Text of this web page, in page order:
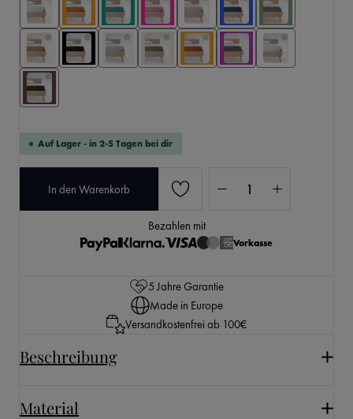
Auf Lager - in 2-5 Tagen bei dir
In den Warenkorb
Bezahlen mit
Vorkasse
5 Jahre Garantie
Made in Europe
Versandkostenfrei ab 100€
Beschreibung
Material